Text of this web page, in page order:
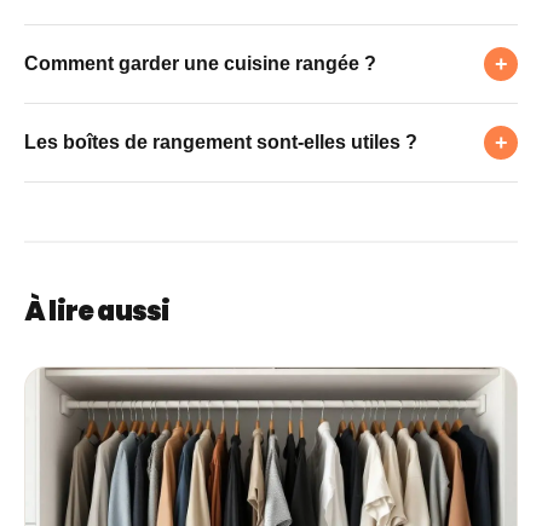
contenants empilables ; plan de travail dégagé.
Comment garder une cuisine rangée ? +
un désencombrement régulier.
Les boîtes de rangement sont-elles utiles ?
Les boîtes de rangement sont-elles utiles ? +
À lire aussi